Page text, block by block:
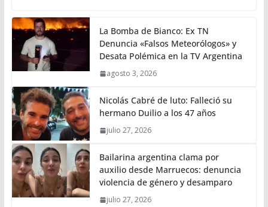
La Bomba de Bianco: Ex TN
Denuncia «Falsos Meteorólogos» y
Desata Polémica en la TV Argentina
agosto 3, 2026
Nicolás Cabré de luto: Falleció su
hermano Duilio a los 47 años
julio 27, 2026
Bailarina argentina clama por
auxilio desde Marruecos: denuncia
violencia de género y desamparo
julio 27, 2026